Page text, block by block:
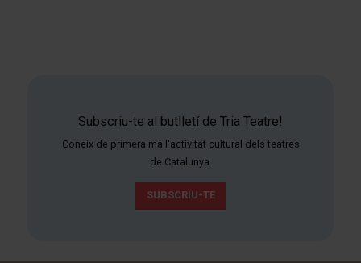
Subscriu-te al butlletí de Tria Teatre!
Coneix de primera mà l'activitat cultural dels teatres
de Catalunya.
SUBSCRIU-TE